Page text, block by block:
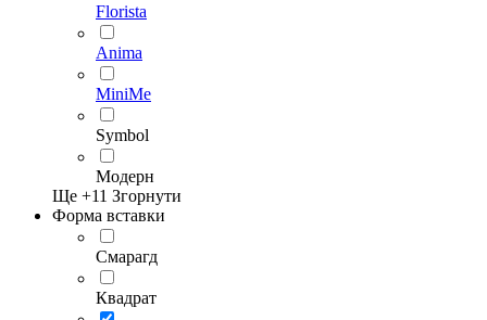
Florista
Anima
MiniMe
Symbol
Модерн
Ще +11 Згорнути
Форма вставки
Смарагд
Квадрат